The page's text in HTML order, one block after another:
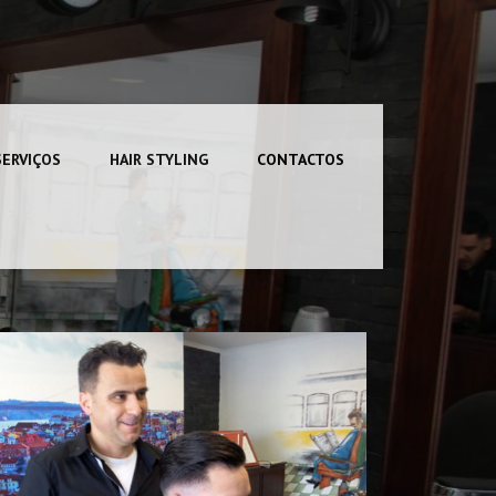
HAIR STYLING CONTACTOS